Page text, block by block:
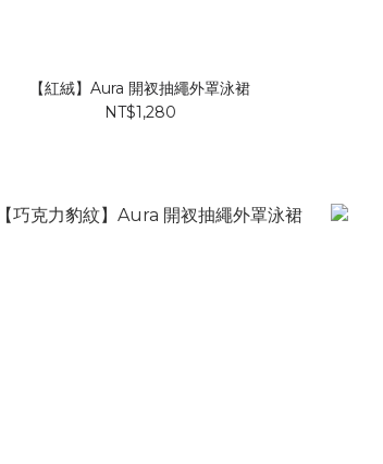
【紅絨】Aura 開衩抽繩外罩泳裙
NT$1,280